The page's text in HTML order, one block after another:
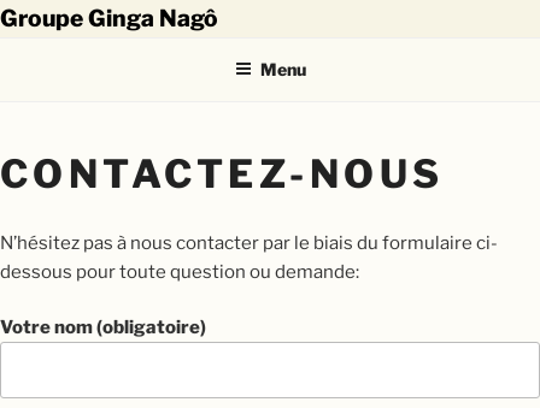
Groupe Ginga Nagô
Menu
CONTACTEZ-NOUS
N’hésitez pas à nous contacter par le biais du formulaire ci-
dessous pour toute question ou demande:
Votre nom (obligatoire)